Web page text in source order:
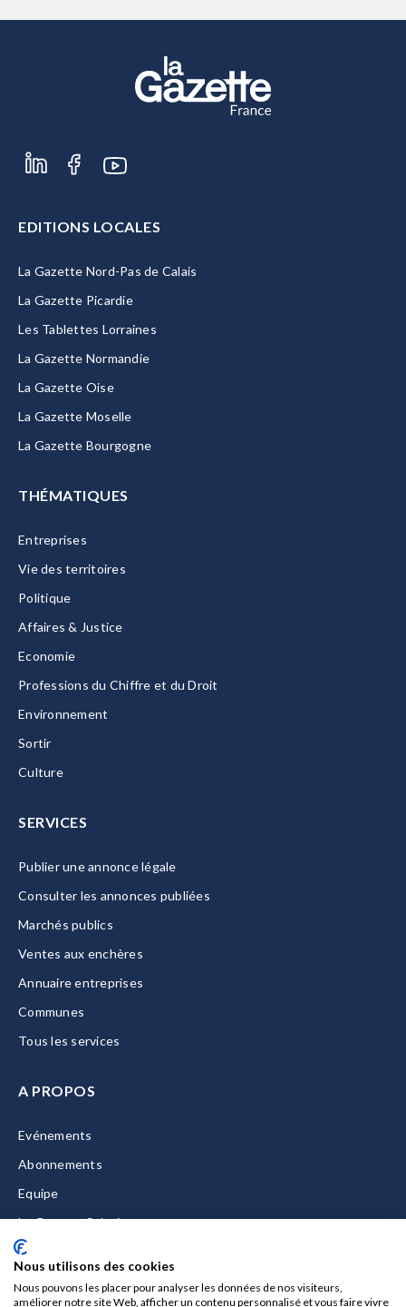
EDITIONS LOCALES
La Gazette Nord-Pas de Calais
La Gazette Picardie
Les Tablettes Lorraines
La Gazette Normandie
La Gazette Oise
La Gazette Moselle
La Gazette Bourgogne
THÉMATIQUES
Entreprises
Vie des territoires
Politique
Affaires & Justice
Economie
Professions du Chiffre et du Droit
Environnement
Sortir
Culture
SERVICES
Publier une annonce légale
Consulter les annonces publiées
Marchés publics
Ventes aux enchères
Annuaire entreprises
Communes
Tous les services
A PROPOS
Evénements
Abonnements
Equipe
La Gazette Solutions
Nous contacter
Nous utilisons des cookies
Nous pouvons les placer pour analyser les données de nos visiteurs,
améliorer notre site Web, afficher un contenu personnalisé et vous faire vivre